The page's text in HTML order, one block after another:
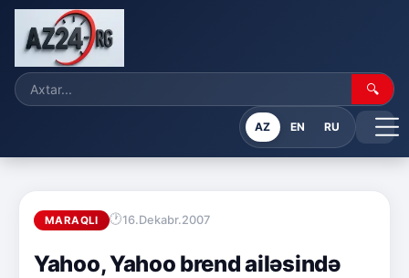
🔍
AZ EN RU
MARAQLI 16.Dekabr.2007
Yahoo, Yahoo brend ailəsində